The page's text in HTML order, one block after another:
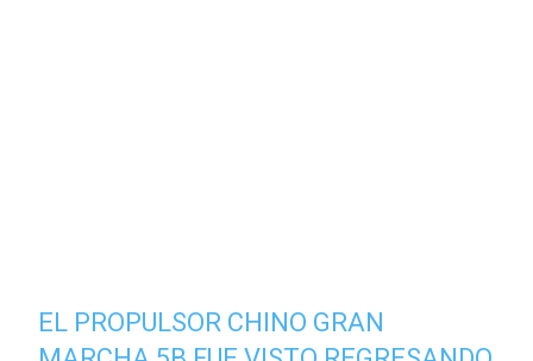
EL PROPULSOR CHINO GRAN